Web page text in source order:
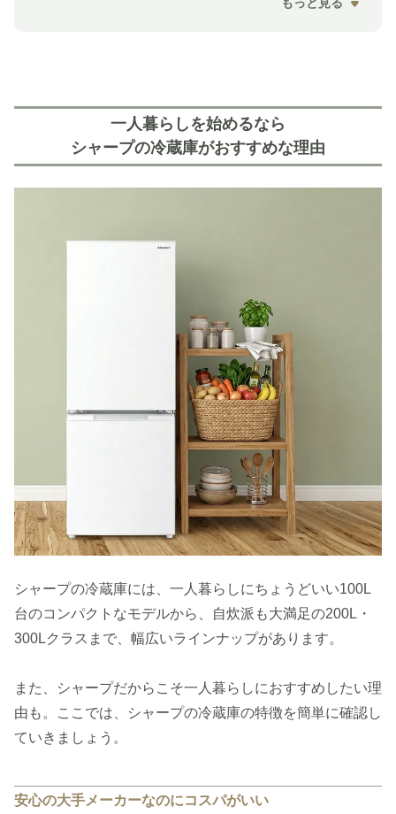
一人暮らしを始めるなら
シャープの冷蔵庫がおすすめな理由
シャープの冷蔵庫には、一人暮らしにちょうどいい100L
台のコンパクトなモデルから、自炊派も大満足の200L・
300Lクラスまで、幅広いラインナップがあります。
また、シャープだからこそ一人暮らしにおすすめしたい理
由も。ここでは、シャープの冷蔵庫の特徴を簡単に確認し
ていきましょう。
安心の大手メーカーなのにコスパがいい